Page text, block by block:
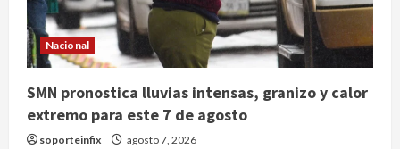
Nacional
SMN pronostica lluvias intensas, granizo y calor
extremo para este 7 de agosto
soporteinfix agosto 7, 2026